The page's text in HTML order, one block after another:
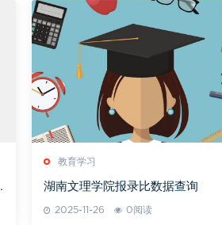
教育学习
湖南文理学院报录比数据查询
2025-11-26 0阅读